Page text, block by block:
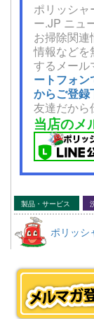
ポリッシャ
ー.JP ニュ
お掃除関
情報などを
するメール
ートフォン
からご登録
友達だから
当店のメ
製品・サービス
ポリッシ